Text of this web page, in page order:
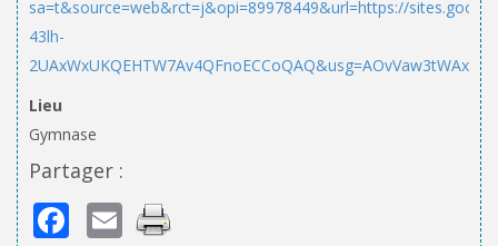
sa=t&source=web&rct=j&opi=89978449&url=https://
43lh-
Lieu
Gymnase
Partager :
Facebook
Email